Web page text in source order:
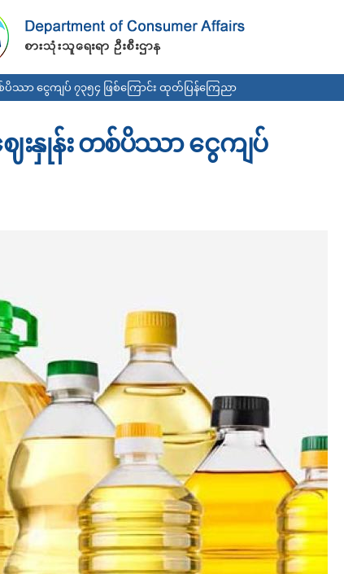
main
content
ာ ငွေကျပ် ၇၃၅၄ ဖြစ်ကြောင်း ထုတ်ပြန်ကြေညာ
းနှုန်း တစ်ပိဿာ ငွေကျပ်